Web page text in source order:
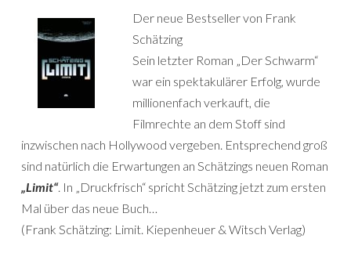
Der neue Bestseller von Frank
Schätzing
Sein letzter Roman „Der Schwarm“
war ein spektakulärer Erfolg, wurde
millionenfach verkauft, die
Filmrechte an dem Stoff sind
inzwischen nach Hollywood vergeben. Entsprechend groß
sind natürlich die Erwartungen an Schätzings neuen Roman
„Limit“. In „Druckfrisch“ spricht Schätzing jetzt zum ersten
Mal über das neue Buch…
(Frank Schätzing: Limit. Kiepenheuer & Witsch Verlag)